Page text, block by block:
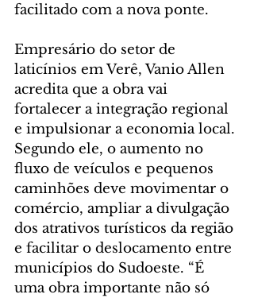
facilitado com a nova ponte.
Empresário do setor de
laticínios em Verê, Vanio Allen
acredita que a obra vai
fortalecer a integração regional
e impulsionar a economia local.
Segundo ele, o aumento no
fluxo de veículos e pequenos
caminhões deve movimentar o
comércio, ampliar a divulgação
dos atrativos turísticos da região
e facilitar o deslocamento entre
municípios do Sudoeste. “É
uma obra importante não só